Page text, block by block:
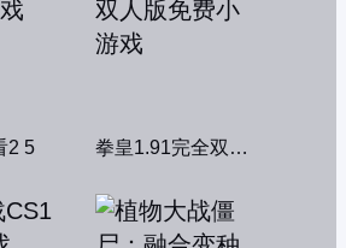
2 5 拳皇1.91完全双人版